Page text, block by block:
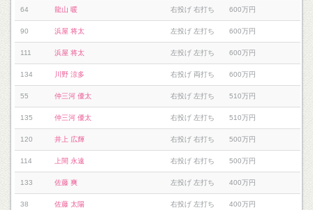
64 龍山 暖 右投げ 右打ち 600万円
90 浜屋 将太 左投げ 左打ち 600万円
111 浜屋 将太 左投げ 左打ち 600万円
134 川野 涼多 右投げ 両打ち 600万円
55 仲三河 優太 右投げ 左打ち 510万円
135 仲三河 優太 右投げ 左打ち 510万円
120 井上 広輝 右投げ 右打ち 500万円
114 上間 永遠 右投げ 右打ち 500万円
133 佐藤 爽 左投げ 左打ち 400万円
38 佐藤 太陽 右投げ 左打ち 400万円